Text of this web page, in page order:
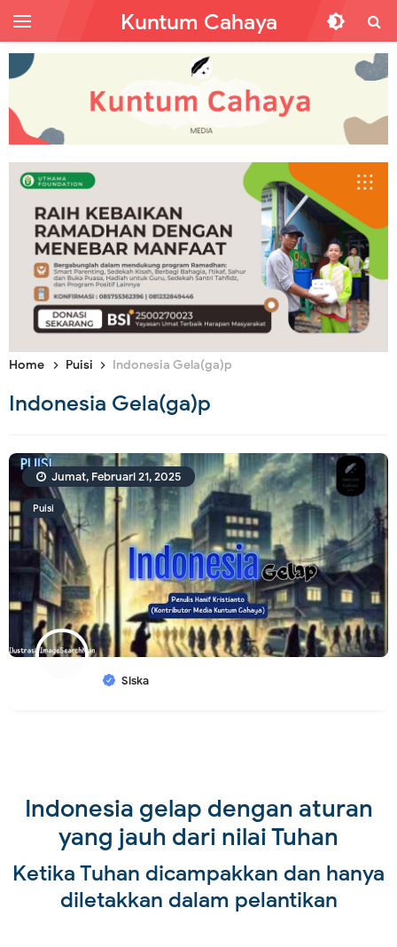
Kuntum Cahaya
Home Puisi Indonesia Gela(ga)p
Indonesia Gela(ga)p
Puisi
Siska
Jumat, Februari 21, 2025
Indonesia gelap dengan aturan
yang jauh dari nilai Tuhan
Ketika Tuhan dicampakkan dan hanya
diletakkan dalam pelantikan